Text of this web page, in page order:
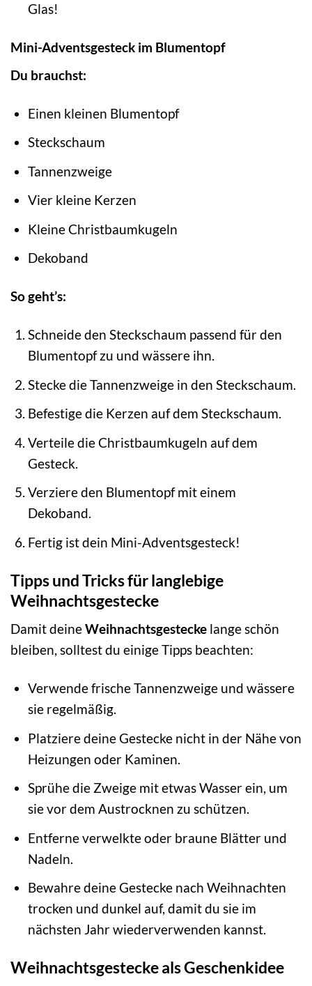
Glas!
Mini-Adventsgesteck im Blumentopf
Du brauchst:
Einen kleinen Blumentopf
Steckschaum
Tannenzweige
Vier kleine Kerzen
Kleine Christbaumkugeln
Dekoband
So geht’s:
Schneide den Steckschaum passend für den
Blumentopf zu und wässere ihn.
Stecke die Tannenzweige in den Steckschaum.
Befestige die Kerzen auf dem Steckschaum.
Verteile die Christbaumkugeln auf dem
Gesteck.
Verziere den Blumentopf mit einem
Dekoband.
Fertig ist dein Mini-Adventsgesteck!
Tipps und Tricks für langlebige
Weihnachtsgestecke
Damit deineWeihnachtsgestecke lange schön
bleiben, solltest du einige Tipps beachten:
Verwende frische Tannenzweige und wässere
sie regelmäßig.
Platziere deine Gestecke nicht in der Nähe von
Heizungen oder Kaminen.
Sprühe die Zweige mit etwas Wasser ein, um
sie vor dem Austrocknen zu schützen.
Entferne verwelkte oder braune Blätter und
Nadeln.
Bewahre deine Gestecke nach Weihnachten
trocken und dunkel auf, damit du sie im
nächsten Jahr wiederverwenden kannst.
Weihnachtsgestecke als Geschenkidee